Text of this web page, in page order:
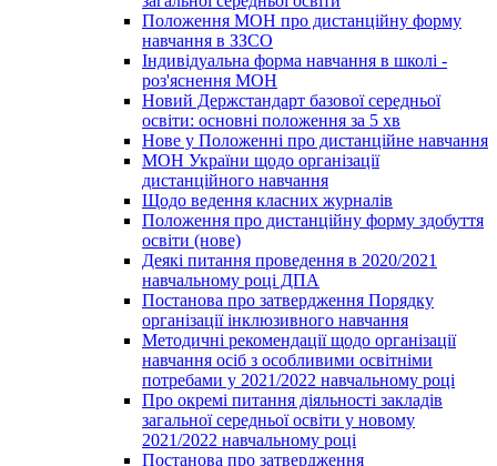
Положення МОН про дистанційну форму
навчання в ЗЗСО
Індивідуальна форма навчання в школі -
роз'яснення МОН
Новий Держстандарт базової середньої
освіти: основні положення за 5 хв
Нове у Положенні про дистанційне навчання
МОН України щодо організації
дистанційного навчання
Щодо ведення класних журналів
Положення про дистанційну форму здобуття
освіти (нове)
Деякі питання проведення в 2020/2021
навчальному році ДПА
Постанова про затвердження Порядку
організації інклюзивного навчання
Методичні рекомендації щодо організації
навчання осіб з особливими освітніми
потребами у 2021/2022 навчальному році
Про окремі питання діяльності закладів
загальної середньої освіти у новому
2021/2022 навчальному році
Постанова про затвердження